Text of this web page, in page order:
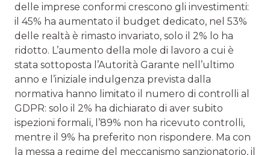
delle imprese conformi crescono gli investimenti:
il 45% ha aumentato il budget dedicato, nel 53%
delle realtà è rimasto invariato, solo il 2% lo ha
ridotto. L’aumento della mole di lavoro a cui è
stata sottoposta l’Autorità Garante nell’ultimo
anno e l’iniziale indulgenza prevista dalla
normativa hanno limitato il numero di controlli al
GDPR: solo il 2% ha dichiarato di aver subito
ispezioni formali, l’89% non ha ricevuto controlli,
mentre il 9% ha preferito non rispondere. Ma con
la messa a regime del meccanismo sanzionatorio, il